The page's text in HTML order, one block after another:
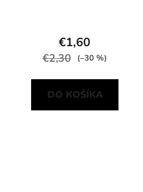
€1,60
€2,30 (–30 %)
DO KOŠÍKA